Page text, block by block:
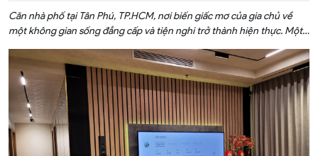
Căn nhà phố tại Tân Phú, TP.HCM, nơi biến giấc mơ của gia chủ về
một không gian sống đẳng cấp và tiện nghi trở thành hiện thực. Một
áp dụng những giải pháp của FPT Smart Home như chiếu sáng, an
ninh, điều khiển và truyền hình.